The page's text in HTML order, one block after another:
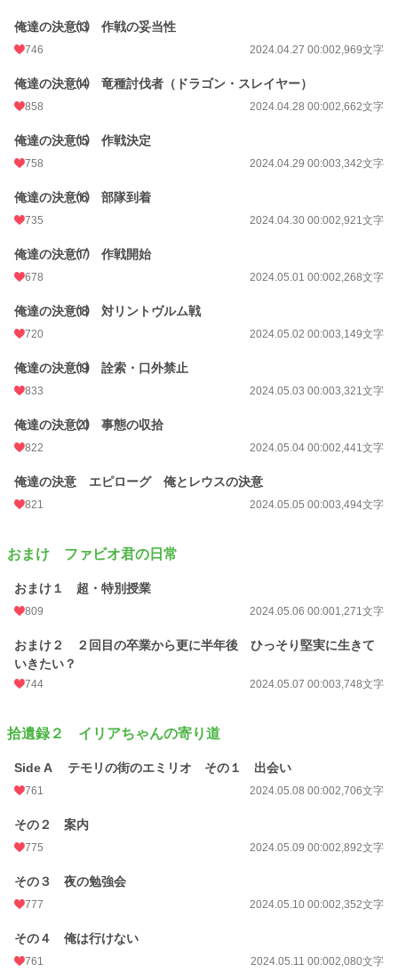
俺達の決意⒀ 作戦の妥当性
746 2024.04.27 00:002,969文字
俺達の決意⒁ 竜種討伐者（ドラゴン・スレイヤー）
858 2024.04.28 00:002,662文字
俺達の決意⒂ 作戦決定
758 2024.04.29 00:003,342文字
俺達の決意⒃ 部隊到着
735 2024.04.30 00:002,921文字
俺達の決意⒄ 作戦開始
678 2024.05.01 00:002,268文字
俺達の決意⒅ 対リントヴルム戦
720 2024.05.02 00:003,149文字
俺達の決意⒆ 詮索・口外禁止
833 2024.05.03 00:003,321文字
俺達の決意⒇ 事態の収拾
822 2024.05.04 00:002,441文字
俺達の決意 エピローグ 俺とレウスの決意
821 2024.05.05 00:003,494文字
おまけ ファビオ君の日常
おまけ１ 超・特別授業
809 2024.05.06 00:001,271文字
おまけ２ ２回目の卒業から更に半年後 ひっそり堅実に生きて
いきたい？
744 2024.05.07 00:003,748文字
拾遺録２ イリアちゃんの寄り道
Side A テモリの街のエミリオ その１ 出会い
761 2024.05.08 00:002,706文字
その２ 案内
775 2024.05.09 00:002,892文字
その３ 夜の勉強会
777 2024.05.10 00:002,352文字
その４ 俺は行けない
761 2024.05.11 00:002,080文字